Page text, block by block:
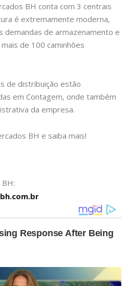
BH conta com 3 centrais
é extremamente moderna,
demandas de armazenamento e
de 100 caminhões
de distribuição estão
em Contagem, onde também
da empresa.
BH e saiba mais!